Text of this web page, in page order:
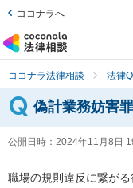
ココナラへ
ココナラ法律相談 法律
偽計業務妨害
公開日時： 2024年11月8日
職場の規則違反に繋が